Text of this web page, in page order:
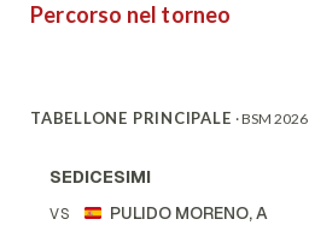
Percorso nel torneo
TABELLONE PRINCIPALE· BSM 2026
SEDICESIMI
VS PULIDO MORENO, A